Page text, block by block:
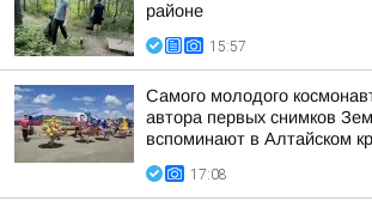
районе
15:57
Самого молодого
автора первых снимков
вспоминают в Алтайском
17:08